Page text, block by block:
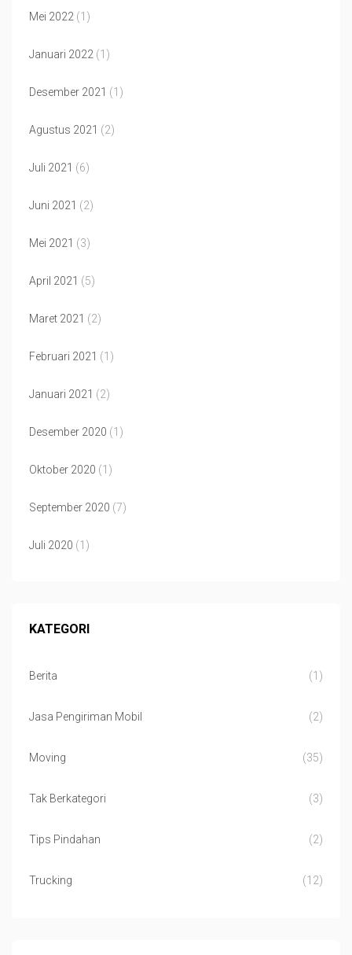
Mei 2022 (1)
Januari 2022 (1)
Desember 2021 (1)
Agustus 2021 (2)
Juli 2021 (6)
Juni 2021 (2)
Mei 2021 (3)
April 2021 (5)
Maret 2021 (2)
Februari 2021 (1)
Januari 2021 (2)
Desember 2020 (1)
Oktober 2020 (1)
September 2020 (7)
Juli 2020 (1)
KATEGORI
Berita (1)
Jasa Pengiriman Mobil (2)
Moving (35)
Tak Berkategori (3)
Tips Pindahan (2)
Trucking (12)